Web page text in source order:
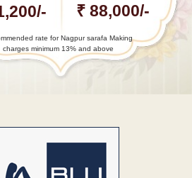
₹ 88,000/-
rate for Nagpur sarafa Making
charges minimum 13% and above